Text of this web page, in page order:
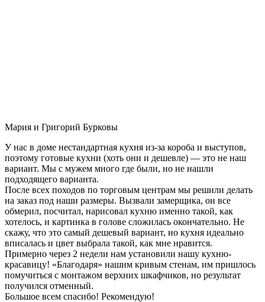
Мария и Григорий Бурковы
У нас в доме нестандартная кухня из-за короба и выступов,
поэтому готовые кухни (хоть они и дешевле) — это не наш
вариант. Мы с мужем много где были, но не нашли
подходящего варианта.
После всех походов по торговым центрам мы решили делать
на заказ под наши размеры. Вызвали замерщика, он все
обмерил, посчитал, нарисовал кухню именно такой, как
хотелось, и картинка в голове сложилась окончательно. Не
скажу, что это самый дешевый вариант, но кухня идеально
вписалась и цвет выбрала такой, как мне нравится.
Примерно через 2 недели нам установили нашу кухню-
красавицу! «Благодаря» нашим кривым стенам, им пришлось
помучиться с монтажом верхних шкафчиков, но результат
получился отменный.
Большое всем спасибо! Рекомендую!